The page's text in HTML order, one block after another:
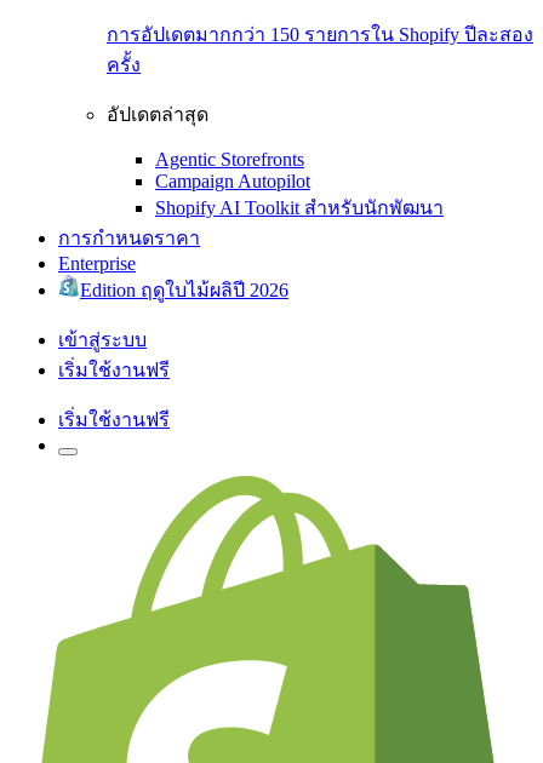
การอัปเดตมากกว่า 150 รายการใน Shopify ปีละสอง
ครั้ง
อัปเดตล่าสุด
Agentic Storefronts
Campaign Autopilot
Shopify AI Toolkit สำหรับนักพัฒนา
การกำหนดราคา
Enterprise
Edition ฤดูใบไม้ผลิปี 2026
เข้าสู่ระบบ
เริ่มใช้งานฟรี
เริ่มใช้งานฟรี